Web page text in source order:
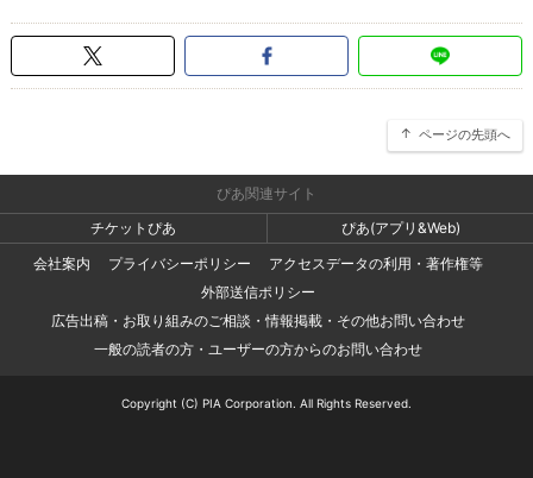
ページの先頭へ
ぴあ関連サイト
チケットぴあ
ぴあ(アプリ&Web)
会社案内
プライバシーポリシー
アクセスデータの利用・著作権等
外部送信ポリシー
広告出稿・お取り組みのご相談・情報掲載・その他お問い合わせ
一般の読者の方・ユーザーの方からのお問い合わせ
Copyright (C) PIA Corporation. All Rights Reserved.